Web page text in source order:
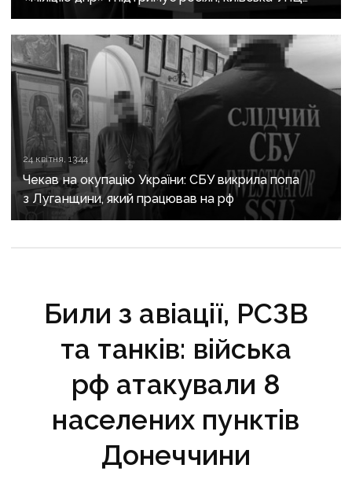
хоче «підвищити»
24 квітня, 13:44
Чекав на окупацію України: СБУ викрила попа
з Луганщини, який працював на рф
Били з авіації, РСЗВ
та танків: війська
рф атакували 8
населених пунктів
Донеччини